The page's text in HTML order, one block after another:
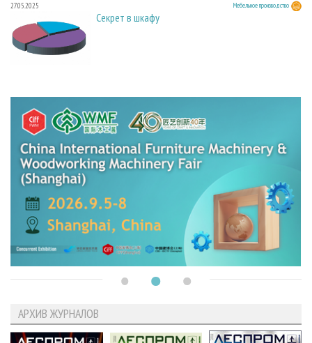
27.05.2025 Мебельное производство
Секрет в шкафу
АРХИВ ЖУРНАЛОВ